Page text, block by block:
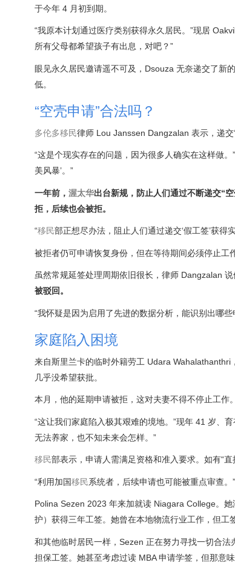
于今年 4 月初到期。
“我原本计划通过医疗类别获得永久居民。”现居
所有父母都希望孩子有出息，对吧？”
眼见永久居民邀请遥不可及，Dsouza 无奈递交了新
低。
“空壳申请”合法吗？
多伦多移民律师 Lou Janssen Dangzalan 表示，递交
“这是个现实存在的问题，因为很多人确实在这样做
美风暴’。”
一年前， 渥太华出台新规，防止人们通过不断递交“
拒，后续也会被拒。
“移民部正想尽办法，阻止人们通过递交‘假工签’获得
被拒者仍可申请恢复身份，但在等待期间必须停止工作
虽然常规延签处理周期依旧很长，律师 Dangzalan 说
被驳回。
“我怀疑是因为启用了先进的数据分析，能识别出哪
家庭陷入困境
来自斯里兰卡的临时外籍劳工 Udara Wahalathanthri
几乎没希望获批。
本月，他的延期申请被拒，这对夫妻不得不停止工作。
“这让我们家庭陷入极其艰难的境地。”现年 41 岁、
无法养家，也不知未来会怎样。”
移民部表示，申请人需满足资格和准入要求。如有“
“利用加国移民系统者，后续申请也可能被重点审查。
Polina Sezen 2023 年来加就读 Niagara College。
护）获得三年工签。她曾在本地物流行业工作，但工
和其他临时居民一样，Sezen 正在努力寻找一切合法
担保工签。她甚至考虑过读 MBA 申请学签，但那意